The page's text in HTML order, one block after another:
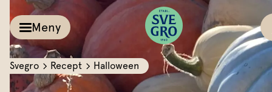
Meny
Svegro Recept Halloween